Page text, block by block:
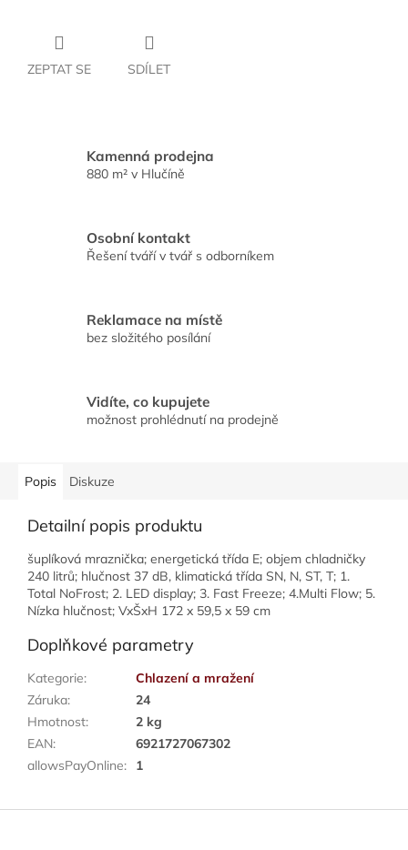
ZEPTAT SE SDÍLET
Kamenná prodejna
880 m² v Hlučíně
Osobní kontakt
Řešení tváří v tvář s odborníkem
Reklamace na místě
bez složitého posílání
Vidíte, co kupujete
možnost prohlédnutí na prodejně
Popis Diskuze
Detailní popis produktu
šuplíková mraznička; energetická třída E; objem chladničky
240 litrů; hlučnost 37 dB, klimatická třída SN, N, ST, T; 1.
Total NoFrost; 2. LED display; 3. Fast Freeze; 4.Multi Flow; 5.
Nízka hlučnost; VxŠxH 172 x 59,5 x 59 cm
Doplňkové parametry
Kategorie:
Chlazení a mražení
Záruka:
24
Hmotnost:
2 kg
EAN:
6921727067302
allowsPayOnline: 1